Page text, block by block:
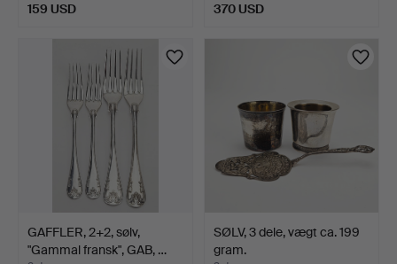
159 USD 370 USD
GAFFLER, 2+2, sølv,
"Gammal fransk", GAB, …
SØLV, 3 dele, vægt ca. 199
gram.